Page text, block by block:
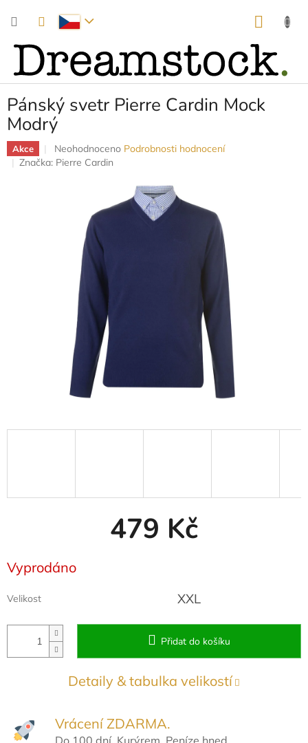
Pánský svetr Pierre Cardin Mock
Modrý
Akce
Průměrné
hodnocení
hvězdiček.
Neohodnoceno Podrobnosti hodnocení
Značka: Pierre Cardin
479 Kč
Měrná
cena:
Vyprodáno
Velikost XXL
Přidat do košíku
Detaily & tabulka velikostí
Vrácení ZDARMA.
Do 100 dní. Kurýrem. Peníze hned.